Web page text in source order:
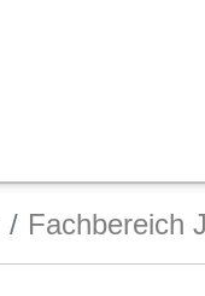
Fachbereich